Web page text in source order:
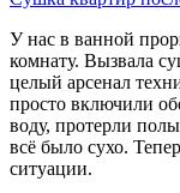
У нас в ванной
комнату. Вызвала
целый арсенал
просто включили
воду, протерли
всё было сухо.
ситуации.